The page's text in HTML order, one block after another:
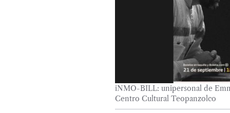
​​​​​​​iNMO-BILL: unipersonal de
Centro Cultural Teopanzolco